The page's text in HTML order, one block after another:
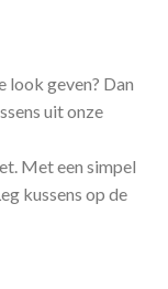
look geven? Dan
uit onze
Met een simpel
kussens op de